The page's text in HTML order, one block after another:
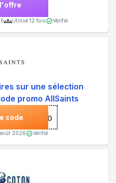
Utilisé 12 fois Vérifié
sur une sélection
promo AllSaints
code***RA10
2026 Vérifié